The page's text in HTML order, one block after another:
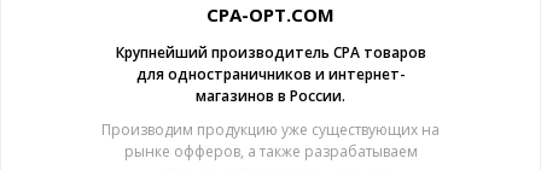
CPA-OPT.COM
Крупнейший производитель CPA товаров
для одностраничников и интернет-
магазинов в России.
Производим продукцию уже существующих на
рынке офферов, а также разрабатываем